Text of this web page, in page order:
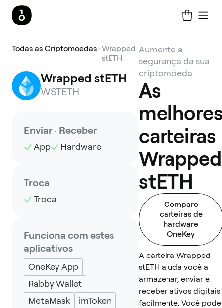
Todas as Criptomoedas Wrapped
stETH
Wrapped stETH
WSTETH
Enviar · Receber
App Hardware
Troca
Troca
Funciona com estes
aplicativos
OneKey App
Rabby Wallet
MetaMask
imToken
Aumente a
segurança da sua
criptomoeda
As
carteiras
Wrapped
stETH
Compare
carteiras de
hardware
OneKey
A carteira Wrapped
stETH ajuda você a
armazenar, enviar e
receber ativos digitais
facilmente. Você pode